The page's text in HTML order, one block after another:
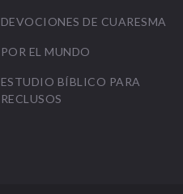
DEVOCIONES DE CUARESMA
POR EL MUNDO
ESTUDIO BÍBLICO PARA
RECLUSOS